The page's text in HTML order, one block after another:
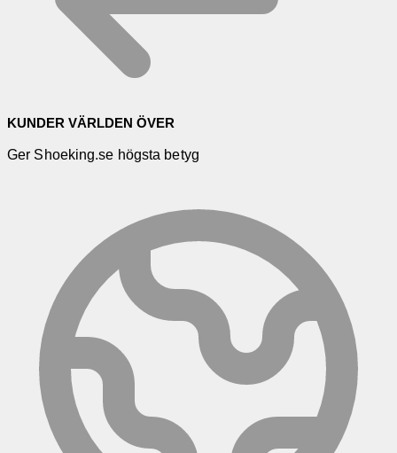
KUNDER VÄRLDEN ÖVER
Ger Shoeking.se högsta betyg